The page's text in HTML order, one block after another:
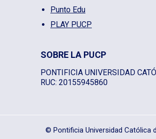
Punto Edu
PLAY PUCP
SOBRE LA PUCP
PONTIFICIA UNIVERSIDAD
RUC: 20155945860
© Pontificia Universidad Católica